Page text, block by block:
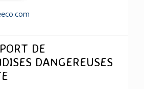
DE
DANGEREUSES